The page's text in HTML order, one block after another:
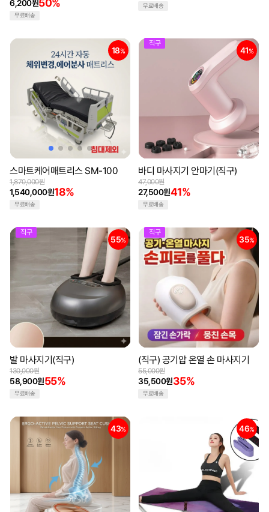
6,200원50%
무료배송
무료배송
18%
스마트케어매트리스 SM-100
1,540,000원18%
1,870,000원
무료배송
직구
41%
바디 마사지기 안마기(직구)
27,500원41%
47,000원
무료배송
직구
55%
발 마사지기(직구)
58,900원55%
130,000원
무료배송
직구
35%
(직구) 공기압 온열 손 마사지기
35,500원35%
55,000원
무료배송
43% 46%